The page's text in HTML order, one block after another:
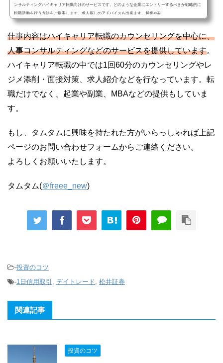
ンサルティングハイキャリア転職向けのサービスです。どのような企業にエントリーするべきか戦略的に
転職活動を行う方法をご提案します。求人探しのアドバイスも出来ます。起業や副
仕事内容はハイキャリア転職のカウンセリングを中心に、
人事コンサルティングなどのサービスを提供しています。
ハイキャリア転職の中では1回60分のカウンセリングやレ
ジメ添削・面接対策、求人紹介などを行なっています。転
職だけでなく、起業や副業、MBAなどの提供もしていま
す。
もし、タムタムに興味を持たれた方がいらっしゃれば上記
ページのお問い合わせフォームからご連絡ください。
よろしくお願いいたします。
タムタム(＠freee_new)
-投資のコツ
-1日信用取引 デイトレード 松井証券
関連記事
投資のコツ